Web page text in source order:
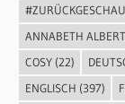
ANNABETH ALBERT
COSY(22)
ENGLISCH (397)